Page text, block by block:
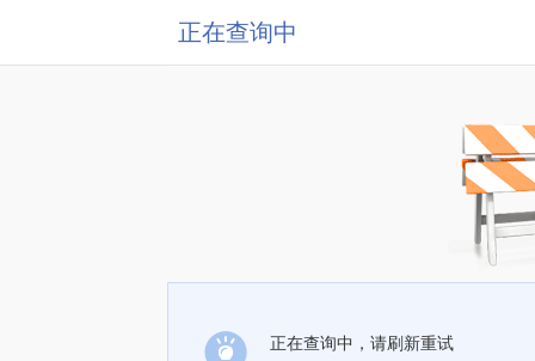
正在查询中
正在查询中，请刷新重试